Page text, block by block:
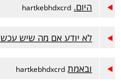
היום. hartkebhdxcrd
לא יודע אם מה שיש
ובאמת hartkebhdxcrd